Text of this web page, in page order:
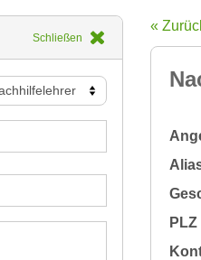
Schließen
«
PLZ